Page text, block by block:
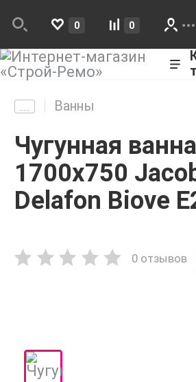
0 0
Ванны
Чугунная ванна
1700х750
Delafon Biove
0 отзывов